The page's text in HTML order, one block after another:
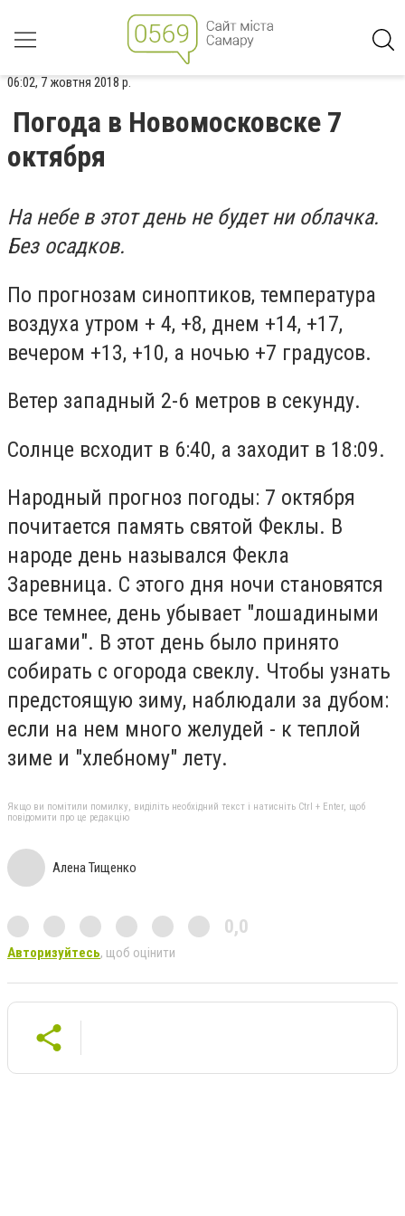
06:02, 7 жовтня 2018 р.
Погода в Новомосковске 7
октября
На небе в этот день не будет ни облачка.
Без осадков.
По прогнозам синоптиков, температура
воздуха утром + 4, +8, днем +14, +17,
вечером +13, +10, а ночью +7 градусов.
Ветер западный 2-6 метров в секунду.
Солнце всходит в 6:40, а заходит в 18:09.
Народный прогноз погоды: 7 октября
почитается память святой Феклы. В
народе день назывался Фекла
Заревница. С этого дня ночи становятся
все темнее, день убывает "лошадиными
шагами". В этот день было принято
собирать с огорода свеклу. Чтобы узнать
предстоящую зиму, наблюдали за дубом:
если на нем много желудей - к теплой
зиме и "хлебному" лету.
Якщо ви помітили помилку, виділіть необхідний текст і натисніть Ctrl + Enter, щоб
повідомити про це редакцію
Алена Тищенко
0,0
Авторизуйтесь, щоб оцінити